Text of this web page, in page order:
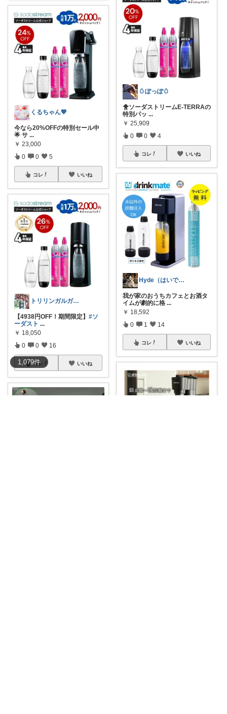
1,079件
くるちゃん💖
今なら20%OFFの特別セール中
🌟 サ ...
￥ 23,000
0 0 5
コレ いいね
トリリンガルガール🎈7月大感謝😊
【4938円OFF！期間限定】 #ソ
ーダスト ...
￥ 18,050
0 0 16
コレ いいね
🥚ぽっぽ🥚
🐥ソーダストリームE-TERRAの
特別パッ ...
￥ 25,909
0 0 4
コレ いいね
Hyde（はいで）意外な4児パパです
我が家のおうちカフェとお酒タ
イムが劇的に格 ...
￥ 18,592
0 1 14
コレ いいね